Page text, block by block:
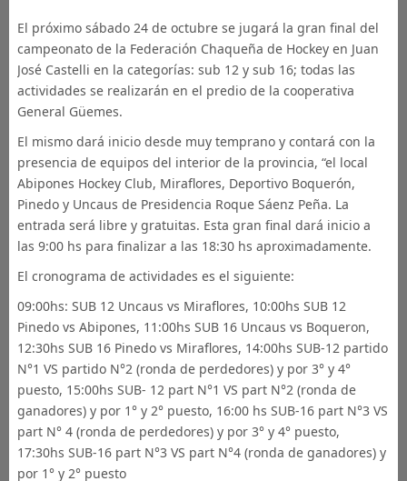
El próximo sábado 24 de octubre se jugará la gran final del
campeonato de la Federación Chaqueña de Hockey en Juan
José Castelli en la categorías: sub 12 y sub 16; todas las
actividades se realizarán en el predio de la cooperativa
General Güemes.
El mismo dará inicio desde muy temprano y contará con la
presencia de equipos del interior de la provincia, “el local
Abipones Hockey Club, Miraflores, Deportivo Boquerón,
Pinedo y Uncaus de Presidencia Roque Sáenz Peña. La
entrada será libre y gratuitas. Esta gran final dará inicio a
las 9:00 hs para finalizar a las 18:30 hs aproximadamente.
El cronograma de actividades es el siguiente:
09:00hs: SUB 12 Uncaus vs Miraflores, 10:00hs SUB 12
Pinedo vs Abipones, 11:00hs SUB 16 Uncaus vs Boqueron,
12:30hs SUB 16 Pinedo vs Miraflores, 14:00hs SUB-12 partido
N°1 VS partido N°2 (ronda de perdedores) y por 3° y 4°
puesto, 15:00hs SUB- 12 part N°1 VS part N°2 (ronda de
ganadores) y por 1° y 2° puesto, 16:00 hs SUB-16 part N°3 VS
part N° 4 (ronda de perdedores) y por 3° y 4° puesto,
17:30hs SUB-16 part N°3 VS part N°4 (ronda de ganadores) y
por 1° y 2° puesto